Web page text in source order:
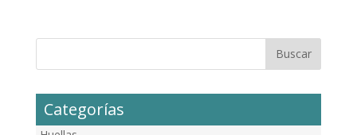
Categorías